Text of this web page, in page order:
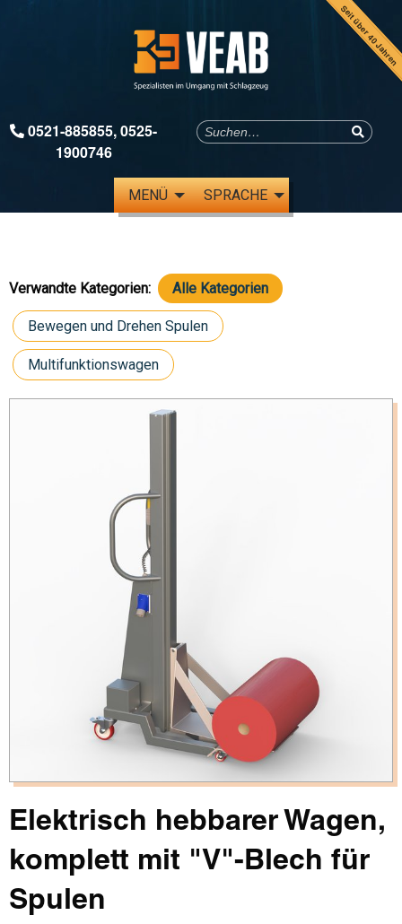
Seit über 40 Jahren
0521-885855,0525-
1900746
MENÜ SPRACHE
Verwandte Kategorien: Alle Kategorien
Bewegen und Drehen Spulen
Multifunktionswagen
Elektrisch hebbarer Wagen,
komplett mit "V"-Blech für
Spulen